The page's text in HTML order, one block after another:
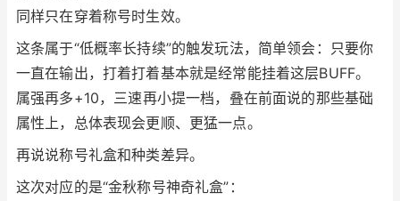
同样只在穿着称号时生效。
这条属于“低概率长持续”的触发玩法，简单领会：只要你
一直在输出，打着打着基本就是经常能挂着这层BUFF。
属强再多+10，三速再小提一档，叠在前面说的那些基础
属性上，总体表现会更顺、更猛一点。
再说说称号礼盒和种类差异。
这次对应的是“金秋称号神奇礼盒”：